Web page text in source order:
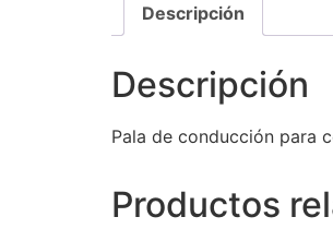
Descripción
Descripción
Pala de conducción para
Productos